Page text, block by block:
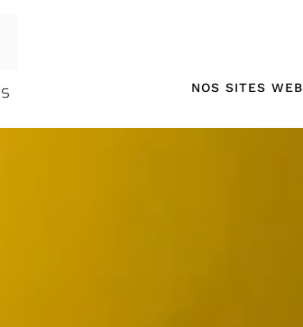
NOS SITES WEB